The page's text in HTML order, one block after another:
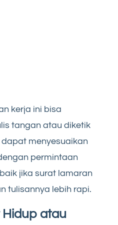
kerja ini bisa
tangan atau diketik
menyesuaikan
permintaan
jika surat lamaran
tulisannya lebih rapi.
Hidup atau